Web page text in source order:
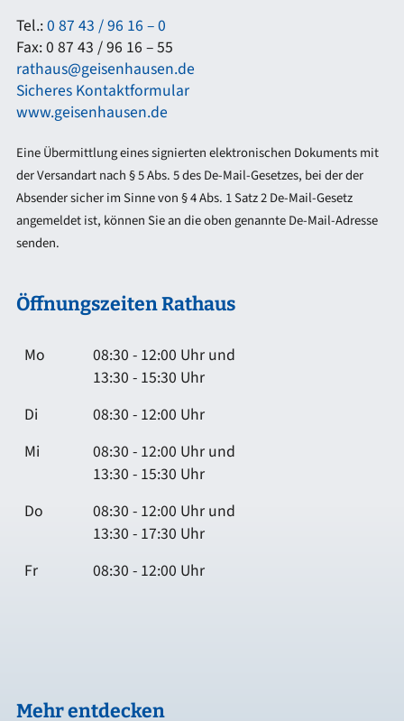
Tel.:0 87 43 / 96 16 – 0
Fax: 0 87 43 / 96 16 – 55
rathaus@geisenhausen.de
Sicheres Kontaktformular
www.geisenhausen.de
Eine Übermittlung eines signierten elektronischen Dokuments mit
der Versandart nach § 5 Abs. 5 des De-Mail-Gesetzes, bei der der
Absender sicher im Sinne von § 4 Abs. 1 Satz 2 De-Mail-Gesetz
angemeldet ist, können Sie an die oben genannte De-Mail-Adresse
senden.
Öffnungszeiten Rathaus
Mo
08:30 - 12:00 Uhr und
13:30 - 15:30 Uhr
Di
08:30 - 12:00 Uhr
Mi
08:30 - 12:00 Uhr und
13:30 - 15:30 Uhr
Do
08:30 - 12:00 Uhr und
13:30 - 17:30 Uhr
Fr
08:30 - 12:00 Uhr
Mehr entdecken